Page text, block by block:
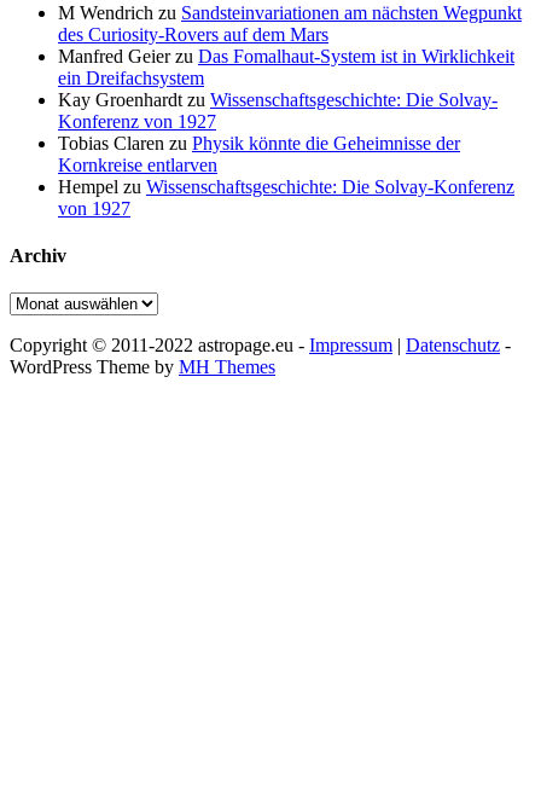
M Wendrich zu Sandsteinvariationen am nächsten Wegpunkt
des Curiosity-Rovers auf dem Mars
Manfred Geierzu Das Fomalhaut-System ist in Wirklichkeit
ein Dreifachsystem
Kay Groenhardt zu Wissenschaftsgeschichte: Die Solvay-
Konferenz von 1927
Tobias Claren zu Physik könnte die Geheimnisse der
Kornkreise entlarven
Hempel zu Wissenschaftsgeschichte: Die Solvay-Konferenz
von 1927
Archiv
Archiv
Copyright © 2011-2022 astropage.eu - Impressum | Datenschutz -
WordPress Theme by MH Themes